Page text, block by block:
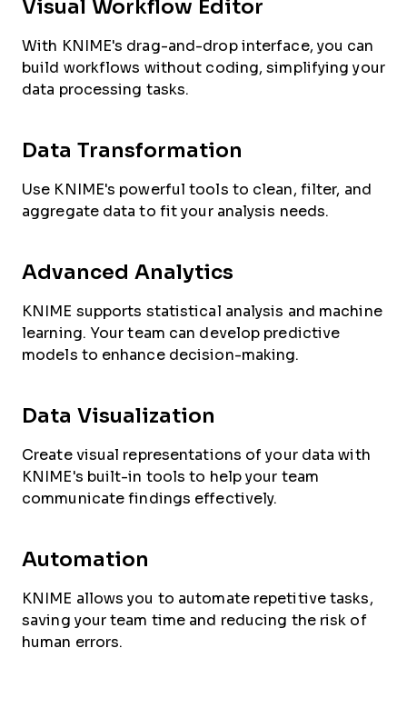
Visual Workflow Editor
With KNIME's drag-and-drop interface, you can
build workflows without coding, simplifying your
data processing tasks.
Data Transformation
Use KNIME's powerful tools to clean, filter, and
aggregate data to fit your analysis needs.
Advanced Analytics
KNIME supports statistical analysis and machine
learning. Your team can develop predictive
models to enhance decision-making.
Data Visualization
Create visual representations of your data with
KNIME's built-in tools to help your team
communicate findings effectively.
Automation
KNIME allows you to automate repetitive tasks,
saving your team time and reducing the risk of
human errors.